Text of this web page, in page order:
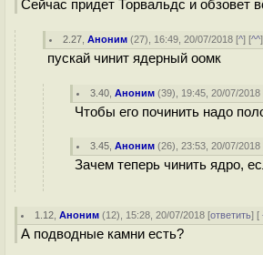
Сейчас придет Торвальдс и обзовет
2.27 ,Аноним (27), 16:49, 20/07/2018 [^] [^^
пускай чинит ядерный оомк
3.40 ,Аноним (39), 19:45, 20/07/2018
Чтобы его починить надо
3.45 ,Аноним (26), 23:53, 20/07/2018
Зачем теперь чинить ядро,
1.12 ,Аноним (12), 15:28, 20/07/2018 [ответить] [
А подводные камни есть?